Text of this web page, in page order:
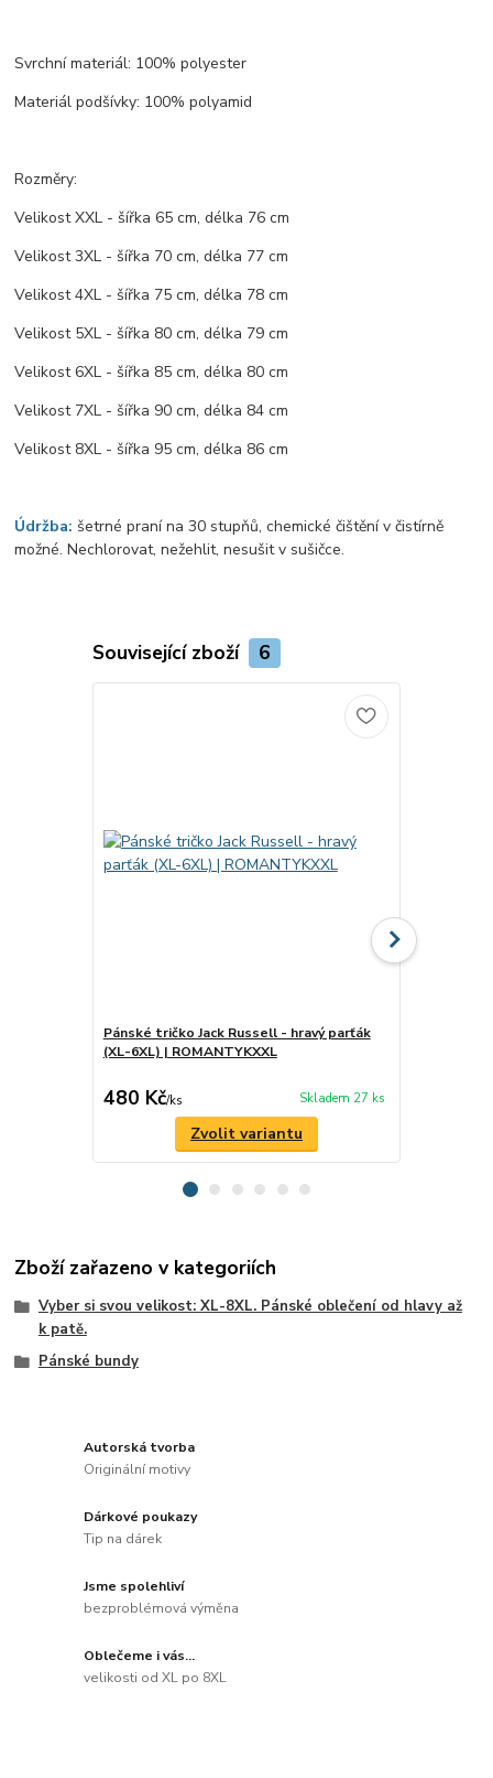
Autorská tvorba
Originální motivy
Dárkové poukazy
Tip na dárek
Jsme spolehliví
bezproblémová výměna
Oblečeme i vás...
velikosti od XL po 8XL
Svrchní materiál: 100% polyester
Materiál podšívky: 100% polyamid
Rozměry:
Velikost XXL - šířka 65 cm, délka 76 cm
Velikost 3XL - šířka 70 cm, délka 77 cm
Velikost 4XL - šířka 75 cm, délka 78 cm
Velikost 5XL - šířka 80 cm, délka 79 cm
Velikost 6XL - šířka 85 cm, délka 80 cm
Velikost 7XL - šířka 90 cm, délka 84 cm
Velikost 8XL - šířka 95 cm, délka 86 cm
Údržba: šetrné praní na 30 stupňů, chemické čištění v čistírně
možné. Nechlorovat, nežehlit, nesušit v sušičce.
Související zboží 6
Pánské tričko Jack Russell - hravý parťák
(XL-6XL) | ROMANTYKXXL
480 Kč/ks Skladem 27 ks
Zvolit variantu
Zboží zařazeno v kategoriích
Vyber si svou velikost: XL-8XL. Pánské oblečení od hlavy až
k patě.
Pánské bundy